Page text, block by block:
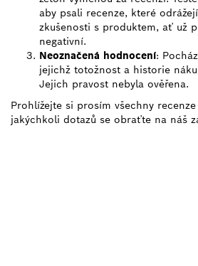
aby psali recenze, které
zkušenosti s produktem, ať už
negativní.
Neoznačená hodnocení:
jejichž totožnost a historie
Jejich pravost nebyla ověřena.
Prohlížejte si prosím všechny
jakýchkoli dotazů se obraťte na náš